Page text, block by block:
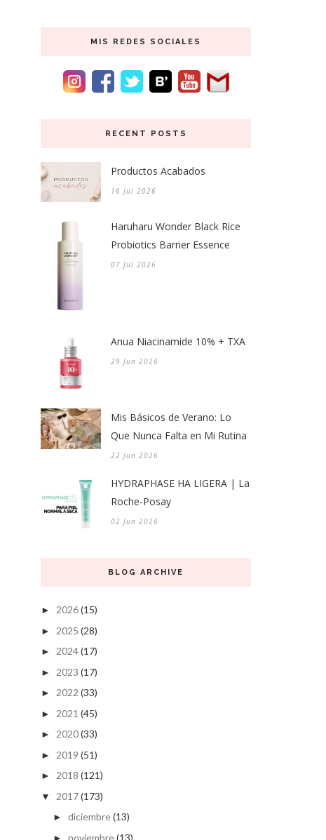
MIS REDES SOCIALES
RECENT POSTS
Productos Acabados
16 Jul 2026
Haruharu Wonder Black Rice
Probiotics Barrier Essence
07 Jul 2026
Anua Niacinamide 10% + TXA
29 Jun 2026
Mis Básicos de Verano: Lo
Que Nunca Falta en Mi Rutina
22 Jun 2026
HYDRAPHASE HA LIGERA | La
Roche-Posay
02 Jun 2026
BLOG ARCHIVE
► 2026(15)
► 2025 (28)
► 2024(17)
► 2023 (17)
► 2022 (33)
► 2021 (45)
► 2020(33)
► 2019 (51)
► 2018 (121)
▼ 2017(173)
► diciembre(13)
► noviembre(13)